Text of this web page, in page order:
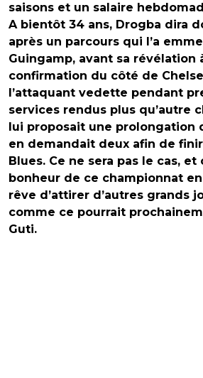
saisons et un salaire
A bientôt 34 ans, Drogba dira
après un parcours qui l’a
Guingamp, avant sa révélation
confirmation du côté de
l’attaquant vedette pendant
services rendus plus qu’autre
lui proposait une prolongation
en demandait deux afin de
Blues. Ce ne sera pas le cas,
bonheur de ce championnat
rêve d’attirer d’autres grands
comme ce pourrait
Guti.